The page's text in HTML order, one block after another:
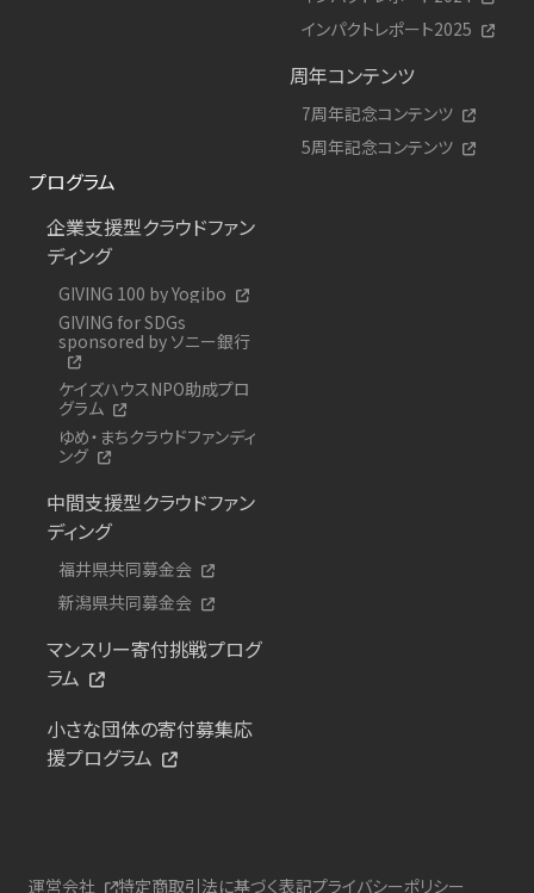
インパクトレポート2025
周年コンテンツ
7周年記念コンテンツ
5周年記念コンテンツ
プログラム
企業支援型クラウドファン
ディング
GIVING 100 by Yogibo
GIVING for SDGs
sponsored by ソニー銀行
ケイズハウスNPO助成プロ
グラム
ゆめ・まちクラウドファンディ
ング
中間支援型クラウドファン
ディング
福井県共同募金会
新潟県共同募金会
マンスリー寄付挑戦プログ
ラム
小さな団体の寄付募集応
援プログラム
運営会社 特定商取引法に基づく表記プライバシーポリシー